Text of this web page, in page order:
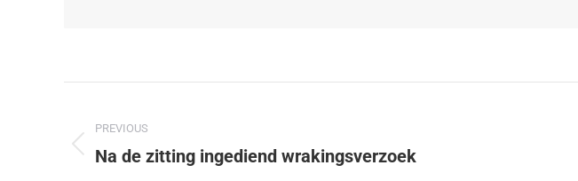
PREVIOUS
Na de zitting ingediend wrakingsverzoek